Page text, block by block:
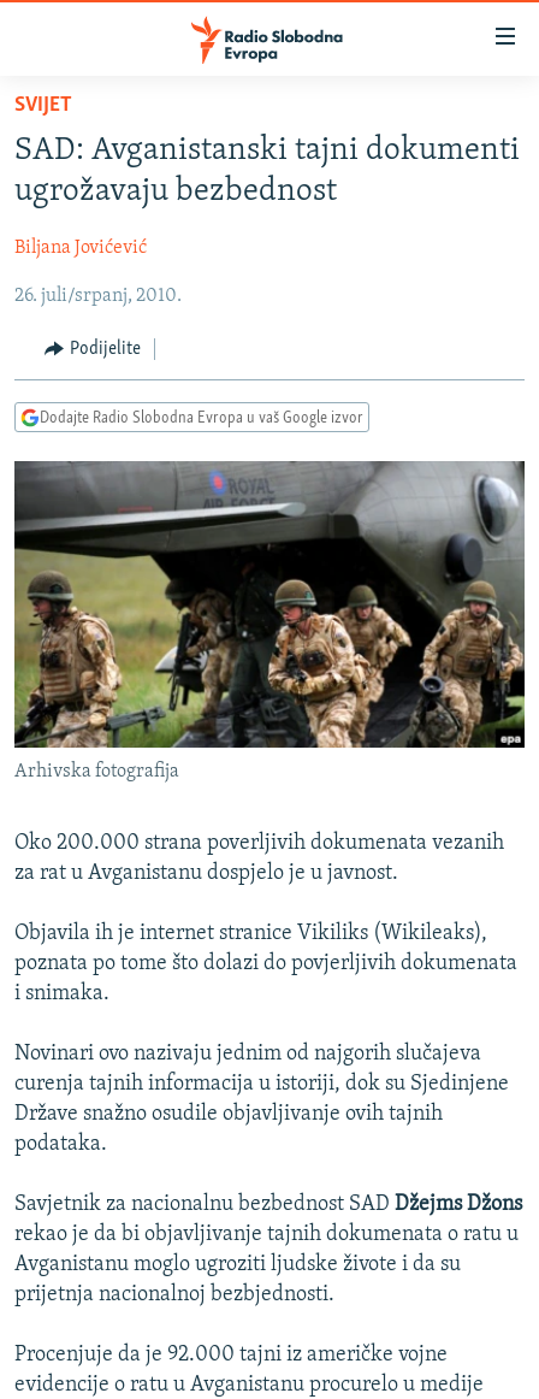
Pređite
glavni
sadržaj
Pređite
na
navigaciju
Pređite
pretragu
BOSNA I HERCEGOVINA
SRBIJA
KOSOVO
CRNA GORA
VIZUELNO
FOTOGALERIJE
INFOGRAFIKE
PODCASTI
RAT U UKRAJINI
KINA NA BALKANU
RSE PRIČE IZ SVIJETA
ISPRIČAJ MI
DNEVNO@RSE
SPECIJALI RSE
VIŠE OD NASLOVA
GENOCID U SREBRENICI
POPLAVE I KLIZIŠTA U BIH 2024.
POST SCRIPTUM
TRI DECENIJE OD RATA U BIH
SVE KARTE DEJTONA
NASTANAK I RASPAD JUGOSLAVIJE
PRATITE NAS
SVIJET
SAD: Avganistanski tajni dokumenti
ugrožavaju bezbednost
Biljana Jovićević
26. juli/srpanj, 2010.
Podijelite
Dodajte Radio Slobodna Evropa u vaš Google izvor
Arhivska fotografija
Oko 200.000 strana poverljivih dokumenata vezanih
za rat u Avganistanu dospjelo je u javnost.
Objavila ih je internet stranice Vikiliks (Wikileaks),
poznata po tome što dolazi do povjerljivih dokumenata
i snimaka.
Novinari ovo nazivaju jednim od najgorih slučajeva
curenja tajnih informacija u istoriji, dok su Sjedinjene
Države snažno osudile objavljivanje ovih tajnih
podataka.
Savjetnik za nacionalnu bezbednost SAD Džejms Džons
rekao je da bi objavljivanje tajnih dokumenata o ratu u
Avganistanu moglo ugroziti ljudske živote i da su
prijetnja nacionalnoj bezbjednosti.
Procenjuje da je 92.000 tajni iz američke vojne
evidencije o ratu u Avganistanu procurelo u medije